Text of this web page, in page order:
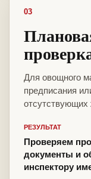
03
Для овощного
предписания
отсутствующих
РЕЗУЛЬТАТ
Проверяем
документы и
инспектору